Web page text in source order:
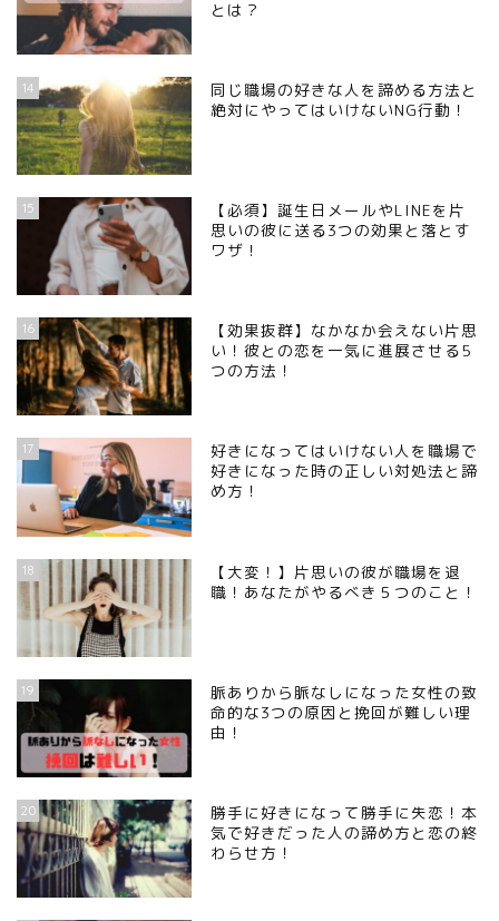
とは？
14
同じ職場の好きな人を諦める方法と
絶対にやってはいけないNG行動！
15
【必須】誕生日メールやLINEを片
思いの彼に送る3つの効果と落とす
ワザ！
16
【効果抜群】なかなか会えない片思
い！彼との恋を一気に進展させる5
つの方法！
17
好きになってはいけない人を職場で
好きになった時の正しい対処法と諦
め方！
18
【大変！】片思いの彼が職場を退
職！あなたがやるべき５つのこと！
19
脈ありから脈なしになった女性の致
命的な3つの原因と挽回が難しい理
由！
20
勝手に好きになって勝手に失恋！本
気で好きだった人の諦め方と恋の終
わらせ方！